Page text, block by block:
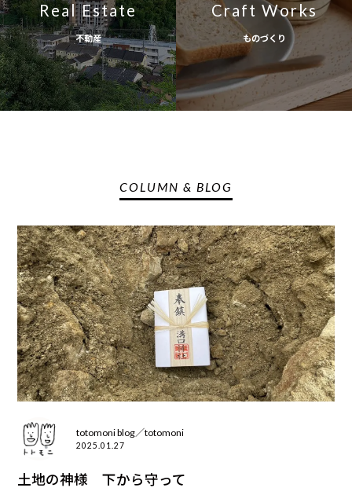
Real Estate
不動産
Craft Works
ものづくり
COLUMN & BLOG
totomoni blog／totomoni
2025.01.27
土地の神様 下から守って